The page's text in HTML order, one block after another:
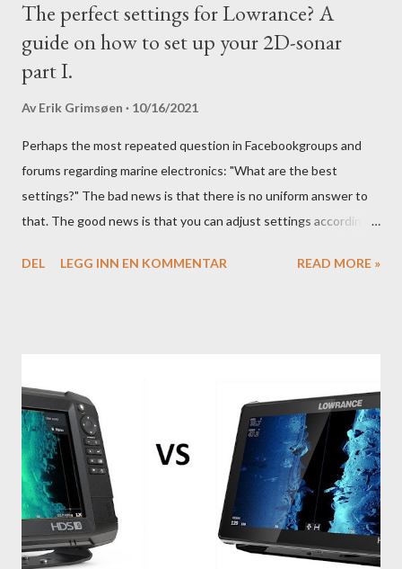
The perfect settings for Lowrance? A
guide on how to set up your 2D-sonar
part I.
Av Erik Grimsøen 10/16/2021
Perhaps the most repeated question in Facebookgroups and
forums regarding marine electronics: "What are the best
settings?" The bad news is that there is no uniform answer to
that. The good news is that you can adjust settings according
you should tweak and why. Here is part 1 of our guide to get the
DEL LEGG INN EN KOMMENTAR READ MORE »